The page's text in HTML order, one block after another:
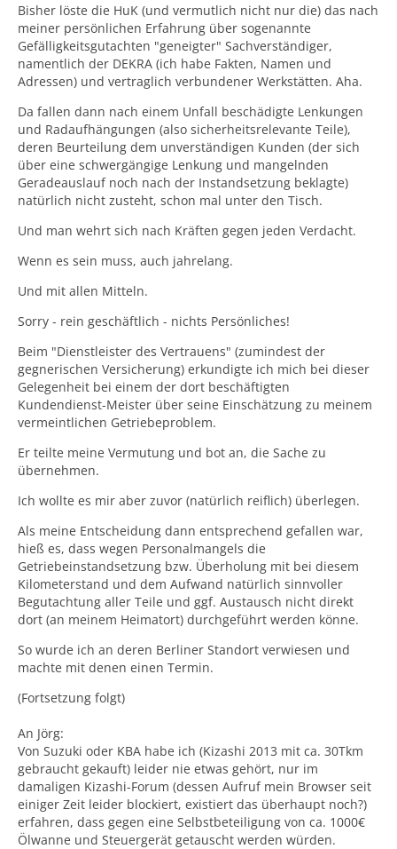
Bisher löste die HuK (und vermutlich nicht nur die) das nach
meiner persönlichen Erfahrung über sogenannte
Gefälligkeitsgutachten "geneigter" Sachverständiger,
namentlich der DEKRA (ich habe Fakten, Namen und
Adressen) und vertraglich verbundener Werkstätten. Aha.
Da fallen dann nach einem Unfall beschädigte Lenkungen
und Radaufhängungen (also sicherheitsrelevante Teile),
deren Beurteilung dem unverständigen Kunden (der sich
über eine schwergängige Lenkung und mangelnden
Geradeauslauf noch nach der Instandsetzung beklagte)
natürlich nicht zusteht, schon mal unter den Tisch.
Und man wehrt sich nach Kräften gegen jeden Verdacht.
Wenn es sein muss, auch jahrelang.
Und mit allen Mitteln.
Sorry - rein geschäftlich - nichts Persönliches!
Beim "Dienstleister des Vertrauens" (zumindest der
gegnerischen Versicherung) erkundigte ich mich bei dieser
Gelegenheit bei einem der dort beschäftigten
Kundendienst-Meister über seine Einschätzung zu meinem
vermeintlichen Getriebeproblem.
Er teilte meine Vermutung und bot an, die Sache zu
übernehmen.
Ich wollte es mir aber zuvor (natürlich reiflich) überlegen.
Als meine Entscheidung dann entsprechend gefallen war,
hieß es, dass wegen Personalmangels die
Getriebeinstandsetzung bzw. Überholung mit bei diesem
Kilometerstand und dem Aufwand natürlich sinnvoller
Begutachtung aller Teile und ggf. Austausch nicht direkt
dort (an meinem Heimatort) durchgeführt werden könne.
So wurde ich an deren Berliner Standort verwiesen und
machte mit denen einen Termin.
(Fortsetzung folgt)
An Jörg:
Von Suzuki oder KBA habe ich (Kizashi 2013 mit ca. 30Tkm
gebraucht gekauft) leider nie etwas gehört, nur im
damaligen Kizashi-Forum (dessen Aufruf mein Browser seit
einiger Zeit leider blockiert, existiert das überhaupt noch?)
erfahren, dass gegen eine Selbstbeteiligung von ca. 1000€
Ölwanne und Steuergerät getauscht werden würden.